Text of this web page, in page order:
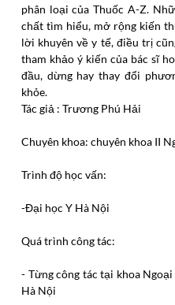
phân loại của Thuốc A-Z.
chất tìm hiểu, mở rộng kiến
lời khuyên về y tế, điều trị
tham khảo ý kiến của bác sĩ
đầu, dừng hay thay đổi
khỏe.
Tác giả : Trương Phú Hải
Chuyên khoa: chuyên khoa II
Trình độ học vấn:
-Đại học Y Hà Nội
Quá trình công tác:
- Từng công tác tại khoa
Hà Nội